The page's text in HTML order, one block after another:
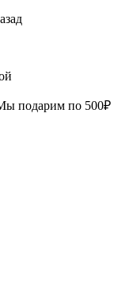
подарим по 500₽